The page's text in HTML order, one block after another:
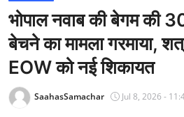
अंतराष्ट्रीय
राजनीति
खेल
भोपाल नवाब की बेगम की
बेचने का मामला गरमाया,
EOW को नई शिकायत
SaahasSamachar Jul 8, 2026 -